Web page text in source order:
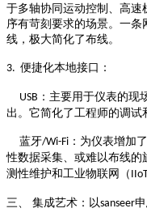
于多轴协同运动控制、高
序有苛刻要求的场景。一
线，极大简化了布线。
3. 便捷化本地接口：
USB ：主要用于仪表的现
出。它简化了工程师的调试
蓝牙/Wi-Fi ：为仪表增加
性数据采集、或难以布线的
测性维护和工业物联网（
三、 集成艺术：以sanseer